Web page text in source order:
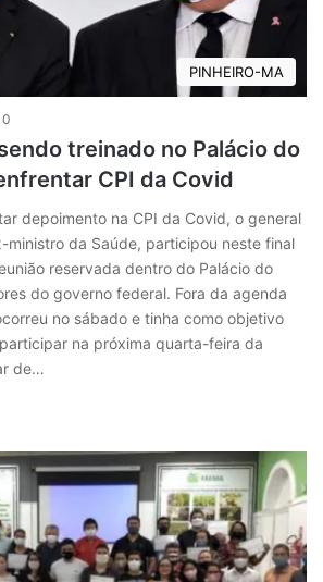
PINHEIRO-MA
0
treinado no Palácio do
CPI da Covid
depoimento na CPI da Covid, o general
ministro da Saúde, participou neste final
reservada dentro do Palácio do
do governo federal. Fora da agenda
no sábado e tinha como objetivo
na próxima quarta-feira da
de…